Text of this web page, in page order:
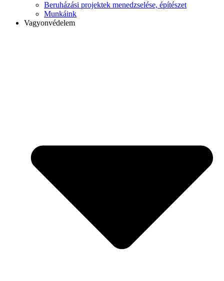
Beruházási projektek menedzselése, építészet
Munkáink
Vagyonvédelem